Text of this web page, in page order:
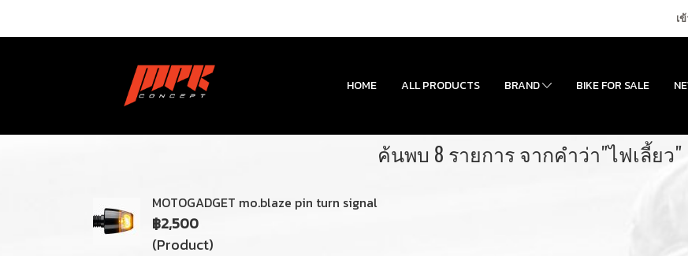
เ
HOME ALL PRODUCTS BRAND BIKE FOR SALE
ค้นพบ 8 รายการ จากคำว่า"ไฟเลี้ยว"
MOTOGADGET mo.blaze pin turn signal
฿2,500
(Product)